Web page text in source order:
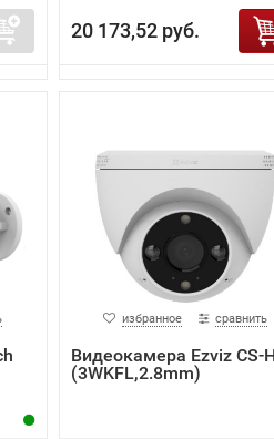
20 173,52 руб.
избранное сравнить
Видеокамера Ezviz CS-
(3WKFL,2.8mm)